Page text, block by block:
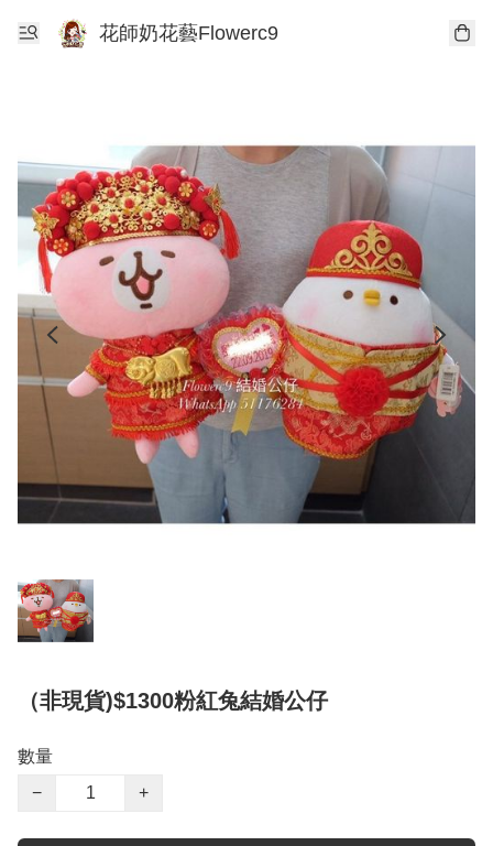
花師奶花藝Flowerc9
（非現貨)$1300粉紅兔結婚公仔
數量
−
+